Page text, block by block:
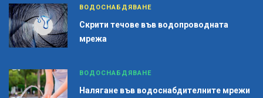
ВОДОСНАБДЯВАНЕ
Скрити течове във водопроводната
мрежа
ВОДОСНАБДЯВАНЕ
Налягане във водоснабдителните мрежи